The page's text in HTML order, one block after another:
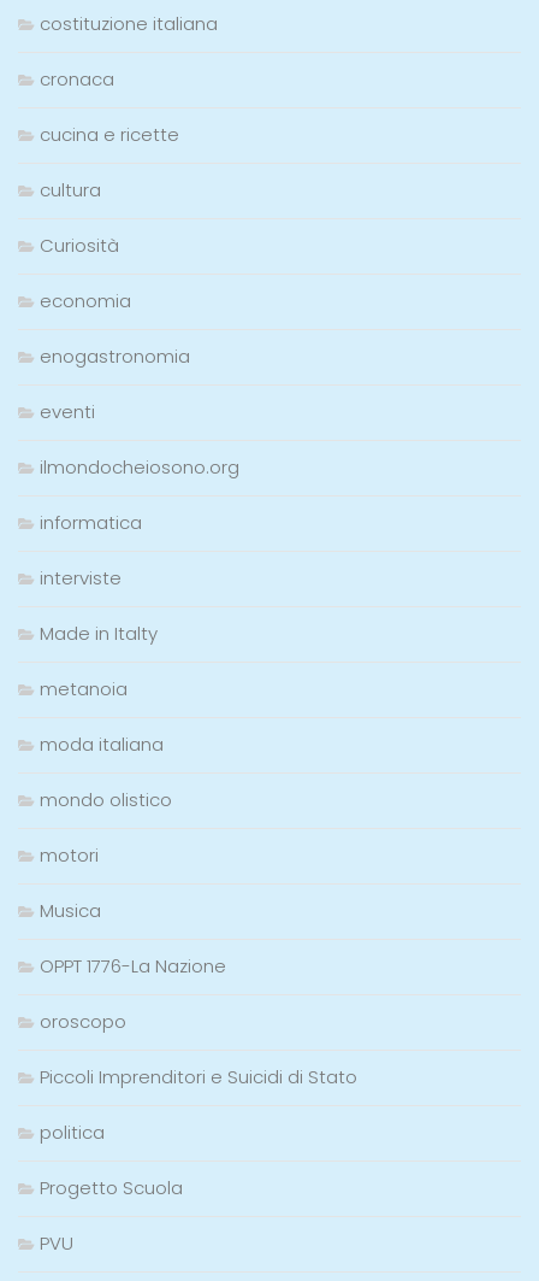
costituzione italiana
cronaca
cucina e ricette
cultura
Curiosità
economia
enogastronomia
eventi
ilmondocheiosono.org
informatica
interviste
Made in Italty
metanoia
moda italiana
mondo olistico
motori
Musica
OPPT 1776-La Nazione
oroscopo
Piccoli Imprenditori e Suicidi di Stato
politica
Progetto Scuola
PVU